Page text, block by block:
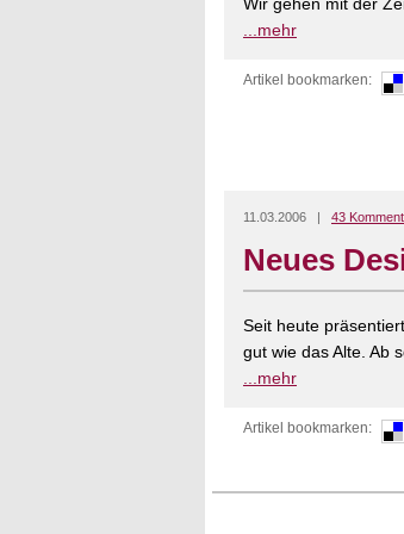
...mehr
Artikel bookmarken:
11.03.2006 | 43
Neues
Seit heute
gut wie das Alte. Ab
...mehr
Artikel bookmarken: